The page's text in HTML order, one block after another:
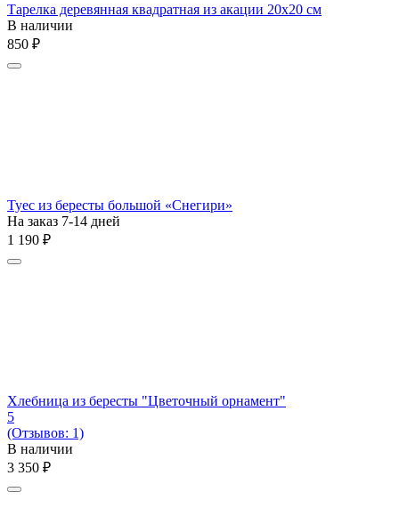
Тарелка деревянная квадратная из акации 20х20 см
В наличии
‍850‍ ₽
Туес из бересты большой «Снегири»
На заказ 7-14 дней
1 190 ₽
Хлебница из бересты "Цветочный орнамент"
5
(Отзывов: 1)
В наличии
3 350 ₽